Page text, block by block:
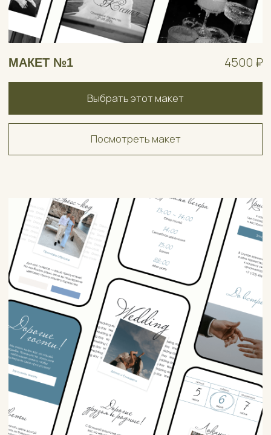
Выбрать этот макет
4500 ₽
МАКЕТ №3
Посмотреть макет
Выбрать этот макет